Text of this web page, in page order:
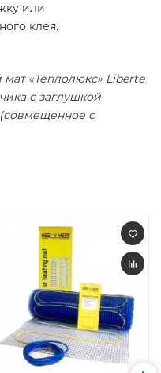
или
клея.
«Теплолюкс» Liberte
с заглушкой
с